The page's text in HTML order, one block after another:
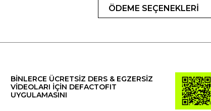
ÖDEME SEÇENEKLERİ
BİNLERCE ÜCRETSİZ DERS & EGZERSİZ
VİDEOLARI İÇİN DEFACTOFIT
UYGULAMASINI